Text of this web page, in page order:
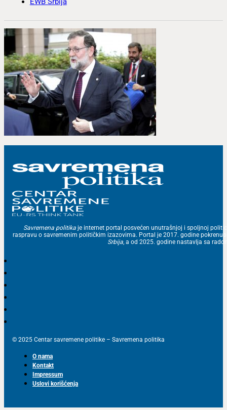
Savremena politika je internet portal posvećen unutrašnjoj i spoljnoj
raspravu o savremenim političkim izazovima. Portal je 2017. godine
Srbija, a od 2025. godine nastavlja sa
© 2025 Centar savremene politike – Savremena politika
O nama
Kontakt
Impressum
Uslovi korišćenja